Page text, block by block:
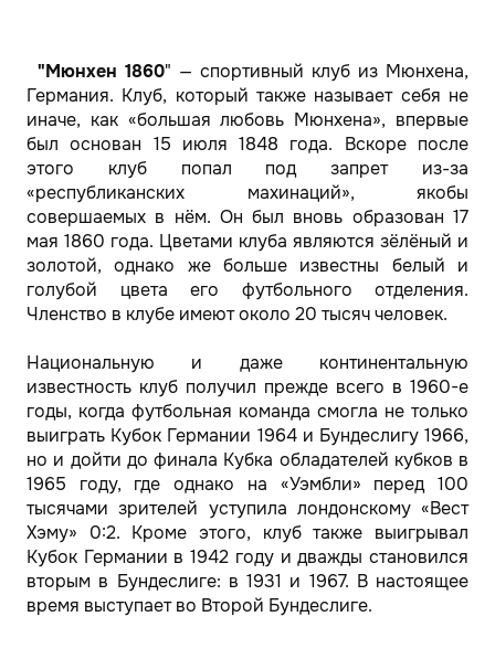
"Мюнхен 1860" — спортивный клуб из Мюнхена,
Германия. Клуб, который также называет себя не
иначе, как «большая любовь Мюнхена», впервые
был основан 15 июля 1848 года. Вскоре после
этого клуб попал под запрет из-за
«республиканских махинаций», якобы
совершаемых в нём. Он был вновь образован 17
мая 1860 года. Цветами клуба являются зёлёный и
золотой, однако же больше известны белый и
голубой цвета его футбольного отделения.
Членство в клубе имеют около 20 тысяч человек.
Национальную и даже континентальную
известность клуб получил прежде всего в 1960-е
годы, когда футбольная команда смогла не только
выиграть Кубок Германии 1964 и Бундеслигу 1966,
но и дойти до финала Кубка обладателей кубков в
1965 году, где однако на «Уэмбли» перед 100
тысячами зрителей уступила лондонскому «Вест
Хэму» 0:2. Кроме этого, клуб также выигрывал
Кубок Германии в 1942 году и дважды становился
вторым в Бундеслиге: в 1931 и 1967. В настоящее
время выступает во Второй Бундеслиге.